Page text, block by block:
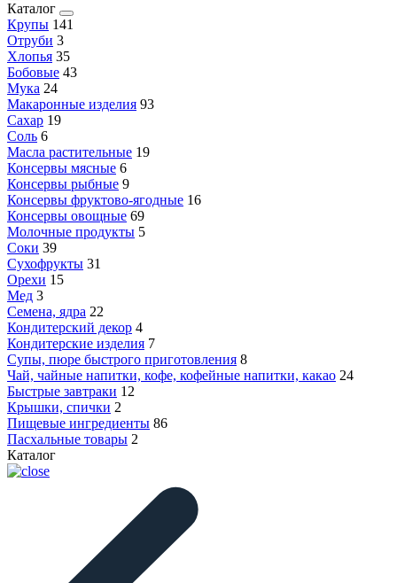
Каталог
Крупы 141
Отруби 3
Хлопья 35
Бобовые 43
Мука 24
Макаронные изделия 93
Сахар 19
Соль 6
Масла растительные 19
Консервы мясные 6
Консервы рыбные 9
Консервы фруктово-ягодные 16
Консервы овощные 69
Молочные продукты 5
Соки 39
Сухофрукты 31
Орехи 15
Мед 3
Семена, ядра 22
Кондитерский декор 4
Кондитерские изделия 7
Супы, пюре быстрого приготовления 8
Чай, чайные напитки, кофе, кофейные напитки, какао 24
Быстрые завтраки 12
Крышки, спички 2
Пищевые ингредиенты 86
Пасхальные товары 2
Каталог